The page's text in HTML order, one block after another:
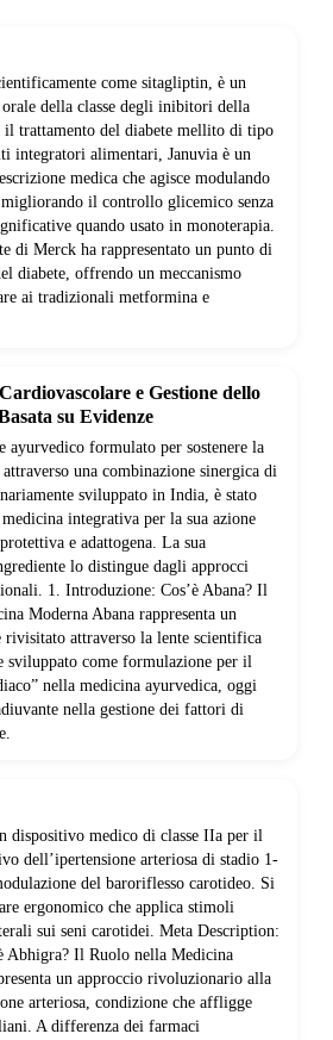
come sitagliptin, è un
della classe degli inibitori della
il trattamento del diabete mellito di tipo
integratori alimentari, Januvia è un
medica che agisce modulando
il controllo glicemico senza
quando usato in monoterapia.
di Merck ha rappresentato un punto di
diabete, offrendo un meccanismo
ai tradizionali metformina e
e Gestione dello
su Evidenze
ayurvedico formulato per sostenere la
una combinazione sinergica di
sviluppato in India, è stato
integrativa per la sua azione
e adattogena. La sua
lo distingue dagli approcci
1. Introduzione: Cos’è Abana? Il
Moderna Abana rappresenta un
rivisitato attraverso la lente scientifica
sviluppato come formulazione per il
nella medicina ayurvedica, oggi
nella gestione dei fattori di
dispositivo medico di classe IIa per il
dell’ipertensione arteriosa di stadio 1-
del baroriflesso carotideo. Si
ergonomico che applica stimoli
sui seni carotidei. Meta Description:
Abhigra? Il Ruolo nella Medicina
un approccio rivoluzionario alla
arteriosa, condizione che affligge
A differenza dei farmaci